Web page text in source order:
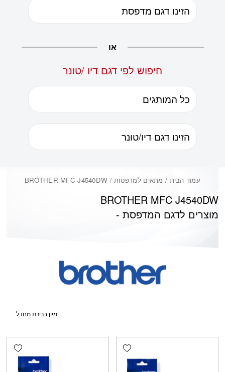
או
חיפוש לפי דגם דיו /טונר
עמוד הבית / מתאים למדפסות / BROTHER MFC J4540DW
BROTHER MFC J4540DW
מוצרים לדגם המדפסת -
Add wishlist